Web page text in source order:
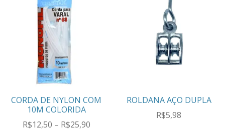
CORDA DE NYLON COM
10M COLORIDA
R$12,50 – R$25,90
ROLDANA AÇO DUPLA
R$5,98